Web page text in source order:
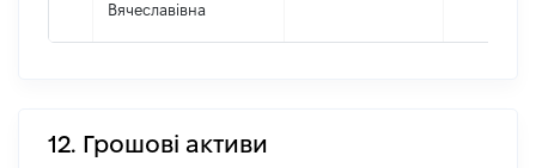
Вячеславівна
12. Грошові активи